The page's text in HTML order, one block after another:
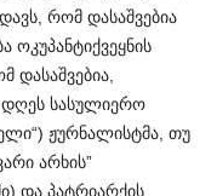
რომ დასაშვებია
ოკუპანტიქვეყნის
დასაშვებია
დღეს სასულიერო
“) ჟურნალისტმა თუ
არხის”
) და პატრიარქის